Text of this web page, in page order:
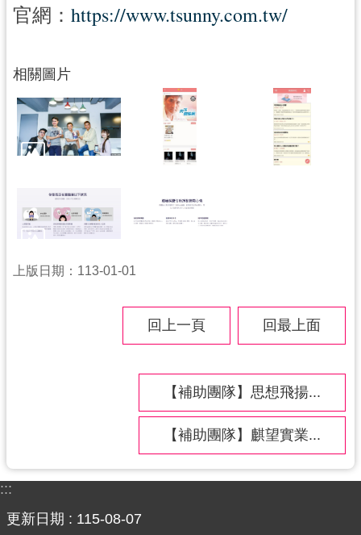
官網： https://www.tsunny.com.tw/
相關圖片
上版日期：113-01-01
回上一頁 回最上面
【補助團隊】思想飛揚...
【補助團隊】麒望實業...
:::
更新日期
115-08-07